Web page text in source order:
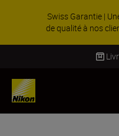
Swiss Garantie |
de qualité à nos